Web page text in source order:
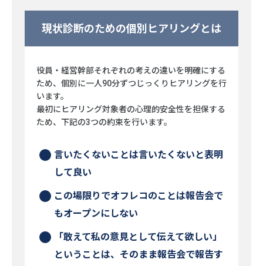
現状診断のための個別ヒアリングとは
役員・経営幹部それぞれの考えの違いを明確にする
ため、個別に一人90分ずつじっくりヒアリングを行
います。
最初にヒアリング対象者の心理的安全性を担保する
ため、下記の3つの約束を行います。
言いたくないことは言いたくないと表明
して良い
この場限りでオフレコのことは報告会で
もオープンにしない
「敢えて私の意見として伝えて欲しい」
ということは、そのまま報告会で報告す